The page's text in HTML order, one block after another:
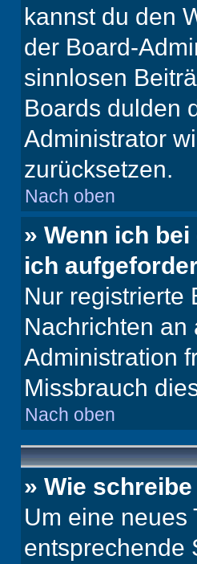
kannst du den
der Board-
sinnlosen
Boards dulden
Administrator
zurücksetzen.
Nach oben
» Wenn ich
ich
Nur registrierte
Nachrichten an
Administration
Missbrauch
Nach oben
» Wie
Um eine neues
entsprechende